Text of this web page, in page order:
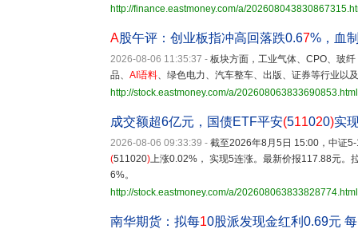
http://finance.eastmoney.com/a/
A股午评：创业板指冲高回落跌0.67%，血
2026-08-06 11:35:37 - 板块方面，工业气体、CPO、玻
品、 AI语料、绿色电力、汽车整车、出版、证券等行业以
http://stock.eastmoney.com/a/202608063833690853.html
成交额超6亿元，国债ETF平安(511020)实
2026-08-06 09:33:39 - 截至2026年8月5日 15:00，中证
(511020)上涨0.02%， 实现5连涨。最新价报117.88元。
6%。
http://stock.eastmoney.com/a/202608063833828774.html
南华期货：拟每10股派发现金红利0.69元 每